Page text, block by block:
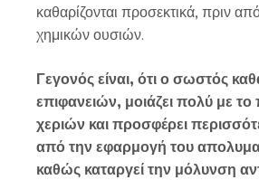
καθαρίζονται προσεκτικά, πριν
χημικών ουσιών.
Γεγονός είναι, ότι ο σωστός
επιφανειών, μοιάζει πολύ με
χεριών και προσφέρει
από την εφαρμογή του
καθώς καταργεί την μόλυνση